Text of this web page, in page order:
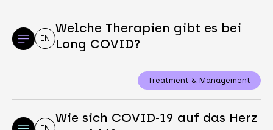
EN
Welche Therapien gibt es bei
Long COVID?
Treatment & Management
EN
Wie sich COVID-19 auf das Herz